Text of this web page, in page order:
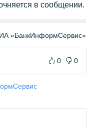
в сообщении.
ИА «БанкИнформСервис»
0 0